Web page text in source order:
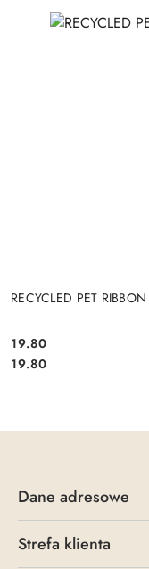
RECYCLED PET
Cena:
19.80
Cena:
19.80
Dane adresowe
Strefa klienta